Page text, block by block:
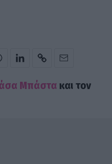
Μπάστα και τον